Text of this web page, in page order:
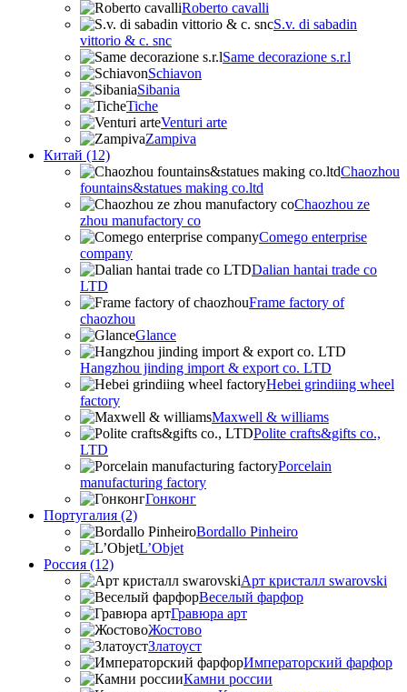
Roberto cavalli
S.v. di sabadin
vittorio & c. snc
Same decorazione s.r.l
Schiavon
Sibania
Tiche
Venturi arte
Zampiva
Китай (12)
Chaozhou
fountains&statues making co.ltd
Chaozhou ze
zhou manufactory co
Comego enterprise
company
Dalian hantai trade co
LTD
Frame factory of
chaozhou
Glance
Hangzhou jinding import & export co. LTD
Hebei grindiing wheel
factory
Maxwell & williams
Polite crafts&gifts co.,
LTD
Porcelain
manufacturing factory
Гонконг
Португалия (2)
Bordallo Pinheiro
L’Objet
Россия (12)
Арт кристалл swarovski
Веселый фарфор
Гравюра арт
Жостово
Златоуст
Императорский фарфор
Камни россии